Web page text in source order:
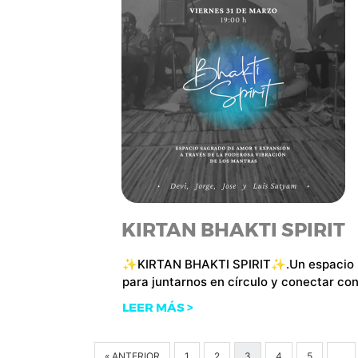
KIRTAN BHAKTI SPIRIT
✨KIRTAN BHAKTI SPIRIT✨.Un espacio
para juntarnos en círculo y conectar
LEER MÁS >